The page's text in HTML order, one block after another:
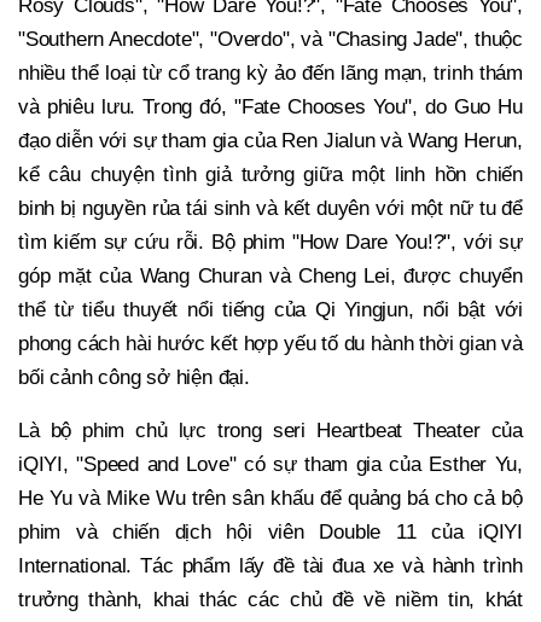
Rosy Clouds", "How Dare You!?", "Fate Chooses You",
"Southern Anecdote", "Overdo", và "Chasing Jade", thuộc
nhiều thể loại từ cổ trang kỳ ảo đến lãng mạn, trinh thám
và phiêu lưu. Trong đó, "Fate Chooses You", do Guo Hu
đạo diễn với sự tham gia của Ren Jialun và Wang Herun,
kể câu chuyện tình giả tưởng giữa một linh hồn chiến
binh bị nguyền rủa tái sinh và kết duyên với một nữ tu để
tìm kiếm sự cứu rỗi. Bộ phim "How Dare You!?", với sự
góp mặt của Wang Churan và Cheng Lei, được chuyển
thể từ tiểu thuyết nổi tiếng của Qi Yingjun, nổi bật với
phong cách hài hước kết hợp yếu tố du hành thời gian và
bối cảnh công sở hiện đại.
Là bộ phim chủ lực trong seri Heartbeat Theater của
iQIYI, "Speed and Love" có sự tham gia của Esther Yu,
He Yu và Mike Wu trên sân khấu để quảng bá cho cả bộ
phim và chiến dịch hội viên Double 11 của iQIYI
International. Tác phẩm lấy đề tài đua xe và hành trình
trưởng thành, khai thác các chủ đề về niềm tin, khát